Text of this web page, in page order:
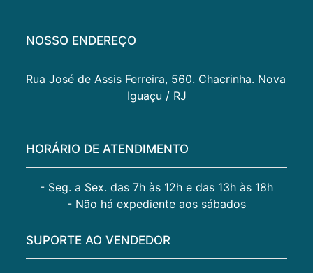
NOSSO ENDEREÇO
Rua José de Assis Ferreira, 560. Chacrinha. Nova
Iguaçu / RJ
HORÁRIO DE ATENDIMENTO
- Seg. a Sex. das 7h às 12h e das 13h às 18h
- Não há expediente aos sábados
SUPORTE AO VENDEDOR